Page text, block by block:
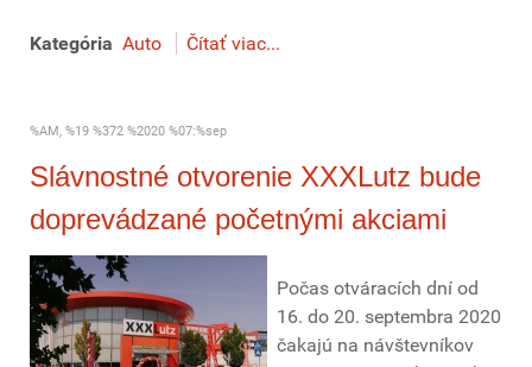
Kategória Auto Čítať viac...
%AM, %19 %372 %2020 %07:%sep
Slávnostné otvorenie XXXLutz bude
doprevádzané početnými akciami
Počas otváracích dní od
16. do 20. septembra 2020
čakajú na návštevníkov